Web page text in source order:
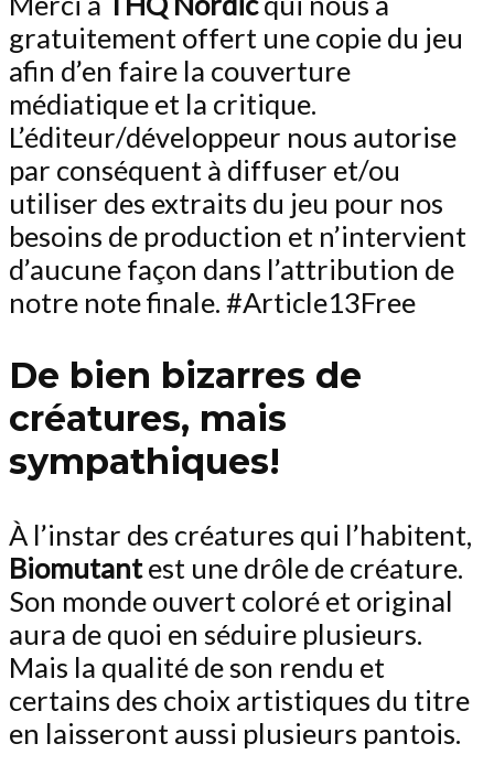
gratuitement offert une copie du jeu
afin d’en faire la couverture
médiatique et la critique.
L’éditeur/développeur nous autorise
par conséquent à diffuser et/ou
utiliser des extraits du jeu pour nos
besoins de production et n’intervient
d’aucune façon dans l’attribution de
notre note finale. #Article13Free
De bien bizarres de
créatures, mais
sympathiques!
À l’instar des créatures qui l’habitent,
Biomutantest une drôle de créature.
Son monde ouvert coloré et original
aura de quoi en séduire plusieurs.
Mais la qualité de son rendu et
certains des choix artistiques du titre
en laisseront aussi plusieurs pantois.